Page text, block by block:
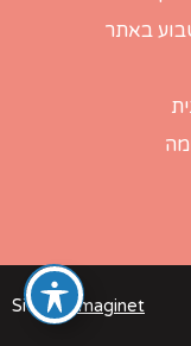
באתר
Site byImaginet